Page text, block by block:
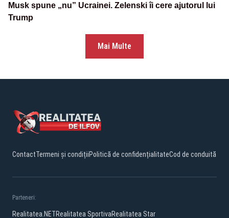
Musk spune „nu” Ucrainei. Zelenski îi cere ajutorul lui
Trump
Mai Multe
ContactTermeni și condițiiPolitică de confidențialitateCod de conduită
Parteneri:
Realitatea.NETRealitatea SportivaRealitatea Star